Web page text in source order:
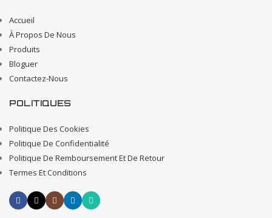
Accueil
À Propos De Nous
Produits
Bloguer
Contactez-Nous
POLITIQUES
Politique Des Cookies
Politique De Confidentialité
Politique De Remboursement Et De Retour
Termes Et Conditions